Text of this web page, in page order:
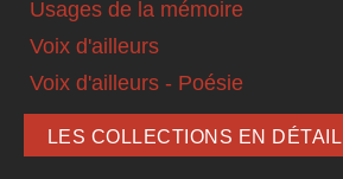
Usages de la mémoire
Voix d'ailleurs
Voix d'ailleurs - Poésie
LES COLLECTIONS EN DÉTAIL